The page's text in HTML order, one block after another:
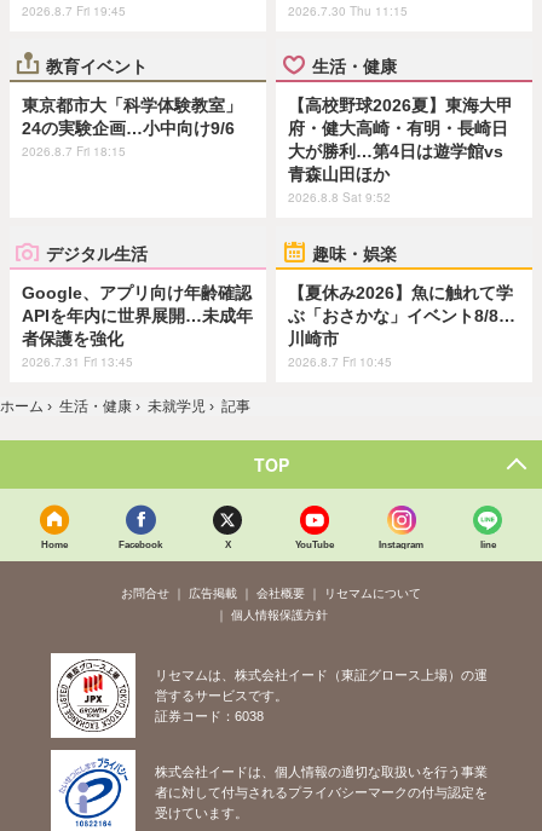
2026.8.7 Fri 19:45 2026.7.30 Thu 11:15
教育イベント
東京都市大「科学体験教室」
24の実験企画…小中向け9/6
2026.8.7 Fri 18:15
生活・健康
【高校野球2026夏】東海大甲
府・健大高崎・有明・長崎日
大が勝利…第4日は遊学館vs
青森山田ほか
2026.8.8 Sat 9:52
デジタル生活
Google、アプリ向け年齢確認
APIを年内に世界展開…未成年
者保護を強化
2026.7.31 Fri 13:45
趣味・娯楽
【夏休み2026】魚に触れて学
ぶ「おさかな」イベント8/8…
川崎市
2026.8.7 Fri 10:45
ホーム › 生活・健康 › 未就学児 › 記事
TOP
Home Facebook X YouTube Instagram line
お問合せ 広告掲載 会社概要
リセマムについて
個人情報保護方針
リセマムは、株式会社イード（東証グロース上場）の運
営するサービスです。
証券コード：6038
株式会社イードは、個人情報の適切な取扱いを行う事業
者に対して付与されるプライバシーマークの付与認定を
受けています。